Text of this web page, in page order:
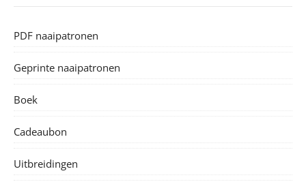
PDF naaipatronen
Geprinte naaipatronen
Boek
Cadeaubon
Uitbreidingen